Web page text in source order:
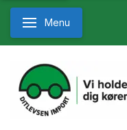
Skifte navigation
Menu